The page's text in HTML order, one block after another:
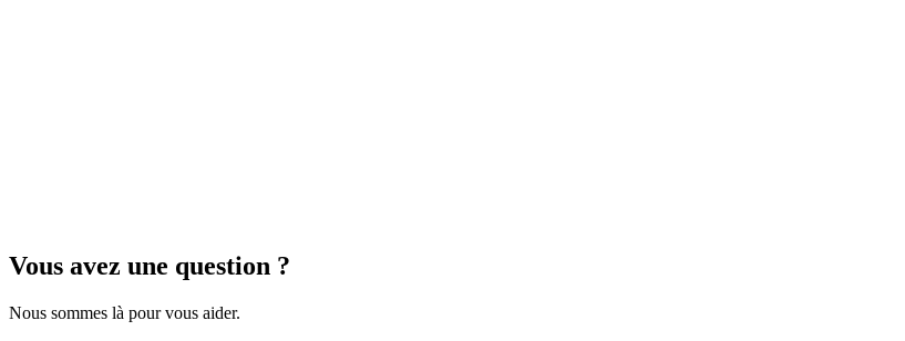
Vous avez une question ?
Nous sommes là pour vous aider.